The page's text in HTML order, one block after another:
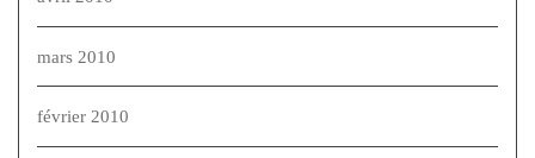
mars 2010
février 2010